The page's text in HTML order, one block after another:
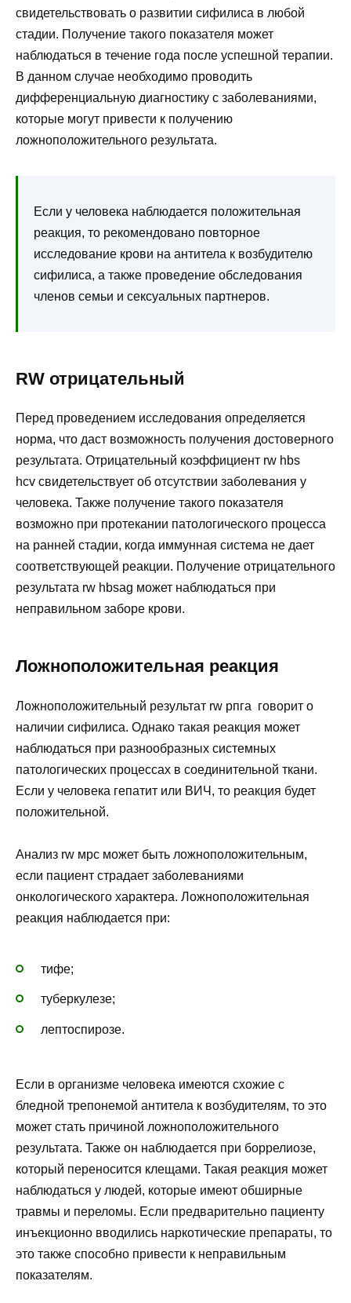
свидетельствовать о развитии сифилиса в любой
стадии. Получение такого показателя может
наблюдаться в течение года после успешной терапии.
В данном случае необходимо проводить
дифференциальную диагностику с заболеваниями,
которые могут привести к получению
ложноположительного результата.
Если у человека наблюдается положительная
реакция, то рекомендовано повторное
исследование крови на антитела к возбудителю
сифилиса, а также проведение обследования
членов семьи и сексуальных партнеров.
RW отрицательный
Перед проведением исследования определяется
норма, что даст возможность получения достоверного
результата. Отрицательный коэффициент rw hbs
hcv свидетельствует об отсутствии заболевания у
человека. Также получение такого показателя
возможно при протекании патологического процесса
на ранней стадии, когда иммунная система не дает
соответствующей реакции. Получение отрицательного
результата rw hbsag может наблюдаться при
неправильном заборе крови.
Ложноположительная реакция
Ложноположительный результат rw рпга говорит о
наличии сифилиса. Однако такая реакция может
наблюдаться при разнообразных системных
патологических процессах в соединительной ткани.
Если у человека гепатит или ВИЧ, то реакция будет
положительной.
Анализ rw мрс может быть ложноположительным,
если пациент страдает заболеваниями
онкологического характера. Ложноположительная
реакция наблюдается при:
тифе;
туберкулезе;
лептоспирозе.
Если в организме человека имеются схожие с
бледной трепонемой антитела к возбудителям, то это
может стать причиной ложноположительного
результата. Также он наблюдается при боррелиозе,
который переносится клещами. Такая реакция может
наблюдаться у людей, которые имеют обширные
травмы и переломы. Если предварительно пациенту
инъекционно вводились наркотические препараты, то
это также способно привести к неправильным
показателям.